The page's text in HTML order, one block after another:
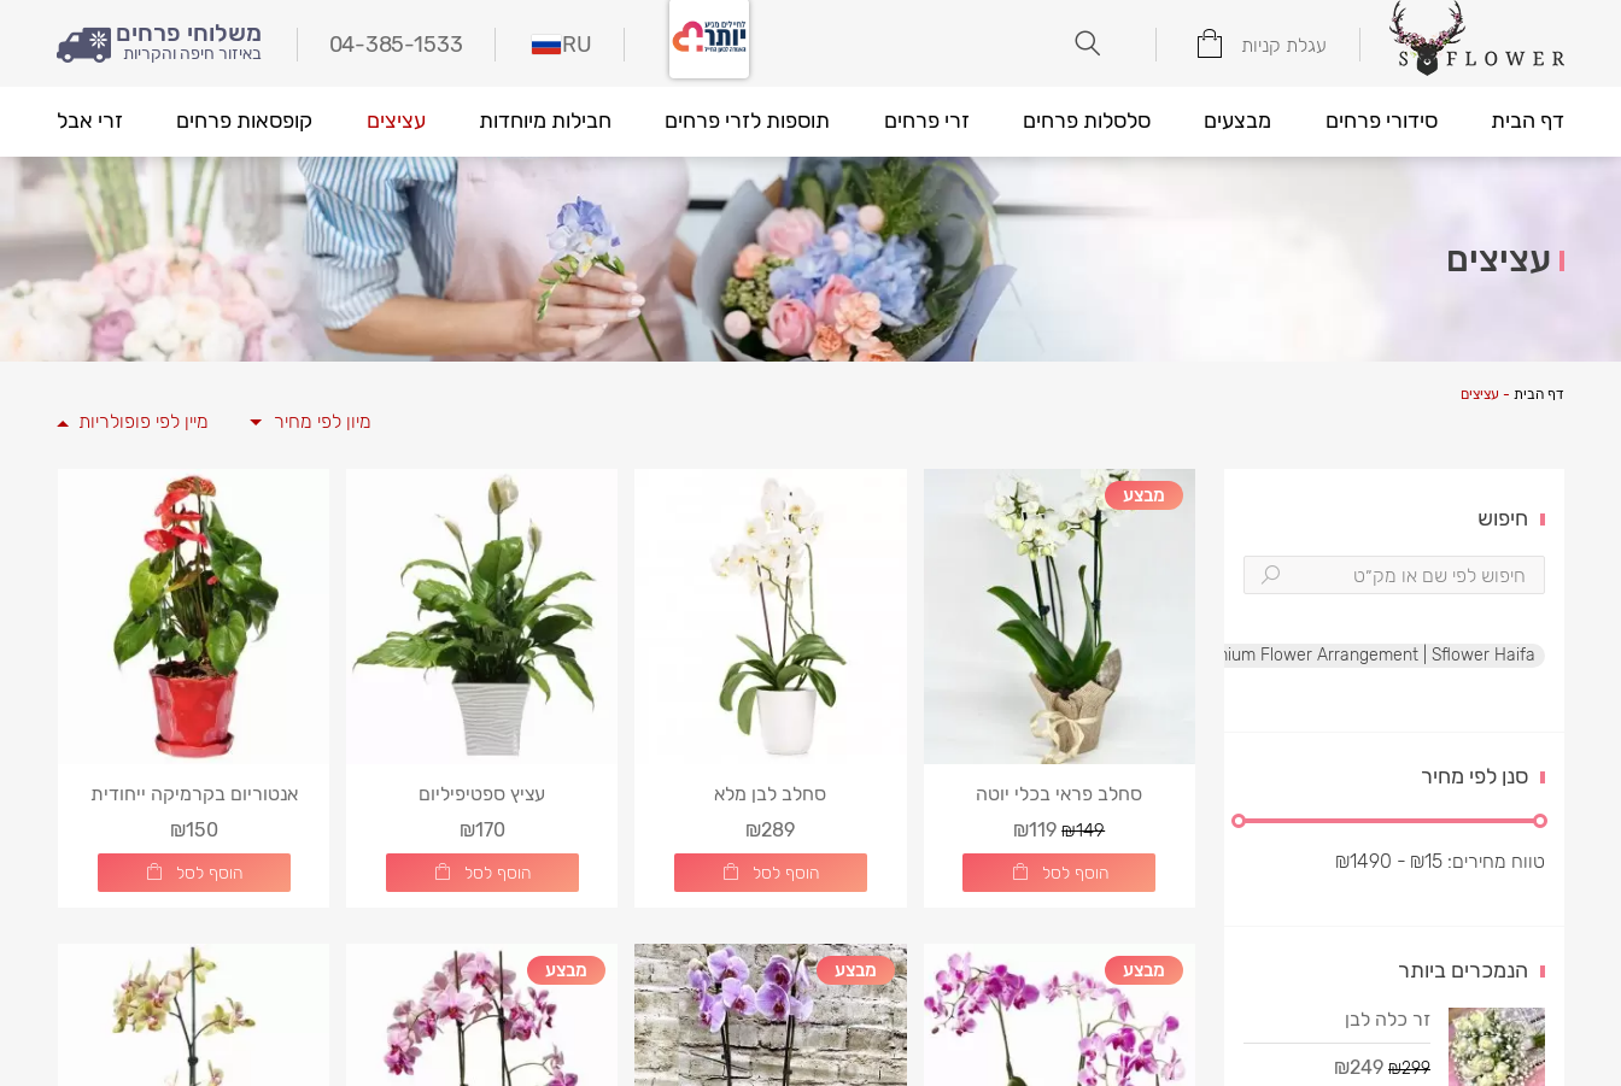
עגלת קניות משלוחי פרחים
באיזור חיפה והקריות 04-385-1533 RU
דף הבית סידורי פרחים מבצעים סלסלות פרחים זרי פרחים תוספות לזרי פרחים חבילות מיוחדות עציצים קופסאות פרחים זרי אבל
עציצים
דף הבית - עציצים
מיון לפי מחיר מיין לפי פופולריות
מבצע
סחלב פראי בכלי יוטה
₪149
₪119
הוסף לסל
סחלב לבן מלא
₪289
הוסף לסל
עציץ ספטיפיליום
₪170
הוסף לסל
אנטוריום בקרמיקה ייחודית
₪150
הוסף לסל
מבצע מבצע מבצע
חיפוש
Luxury Red & White Rose Box | Premium Flower Arrangement | Sflower Haifa
סנן לפי מחיר
טווח מחירים: ₪15
- ₪
1490
הנמכרים ביותר
זר כלה לבן
₪299
₪249